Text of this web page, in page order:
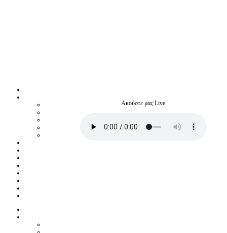
Ακούστε μας Live